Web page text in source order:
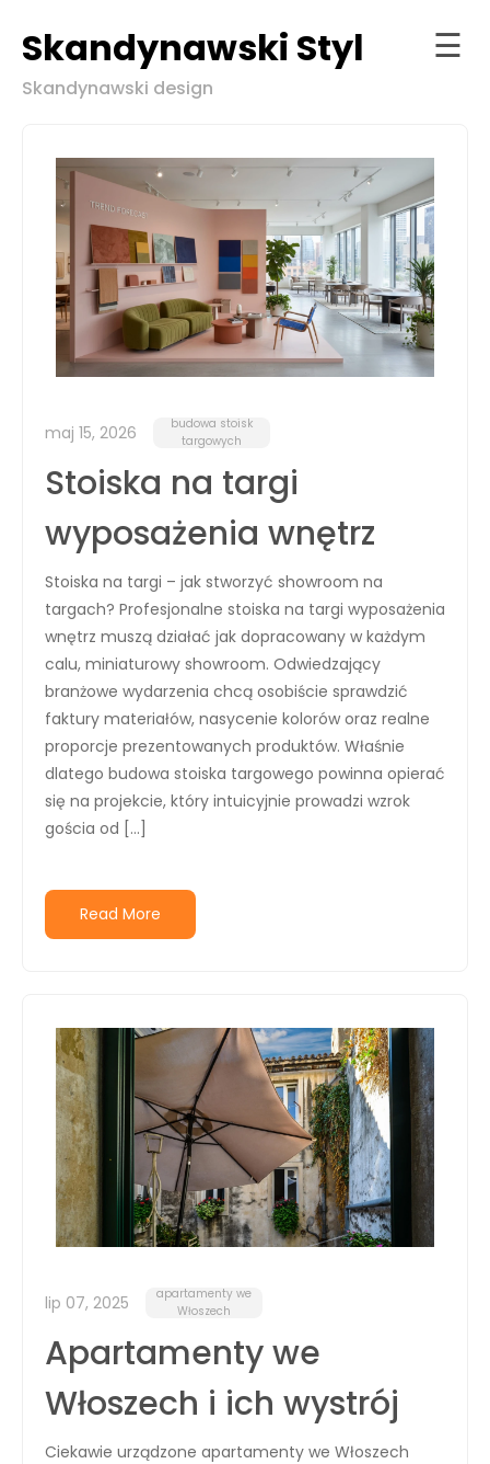
to
Skandynawski Styl
Skandynawski design
☰
zgodzie
maj 15, 2026
budowa stoisk
targowych
Stoiska na targi
wyposażenia wnętrz
Stoiska na targi – jak stworzyć showroom na
targach? Profesjonalne stoiska na targi wyposażenia
wnętrz muszą działać jak dopracowany w każdym
calu, miniaturowy showroom. Odwiedzający
branżowe wydarzenia chcą osobiście sprawdzić
faktury materiałów, nasycenie kolorów oraz realne
proporcje prezentowanych produktów. Właśnie
dlatego budowa stoiska targowego powinna opierać
się na projekcie, który intuicyjnie prowadzi wzrok
gościa od […]
Read More
lip 07, 2025
apartamenty we
Włoszech
Apartamenty we
Włoszech i ich wystrój
Ciekawie urządzone apartamenty we Włoszech